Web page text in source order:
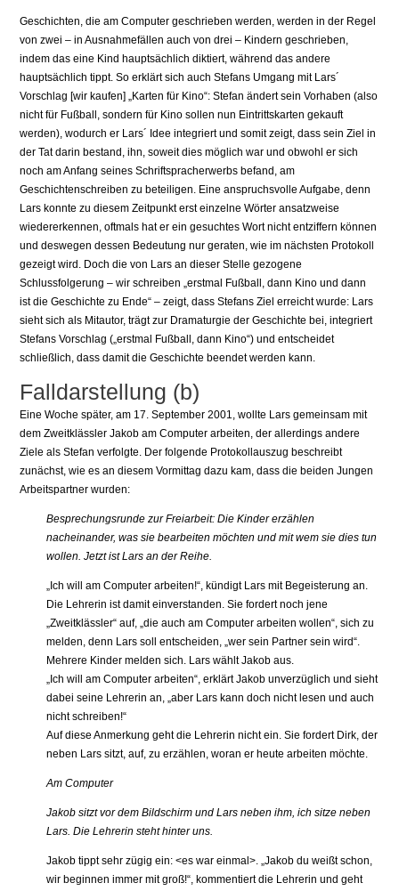
Geschichten, die am Computer geschrieben werden, werden in der Regel
von zwei – in Ausnahmefällen auch von drei – Kindern geschrieben,
indem das eine Kind hauptsächlich diktiert, während das andere
hauptsächlich tippt. So erklärt sich auch Stefans Umgang mit Lars´
Vorschlag [wir kaufen] „Karten für Kino“: Stefan ändert sein Vorhaben (also
nicht für Fußball, sondern für Kino sollen nun Eintrittskarten gekauft
werden), wodurch er Lars´ Idee integriert und somit zeigt, dass sein Ziel in
der Tat darin bestand, ihn, soweit dies möglich war und obwohl er sich
noch am Anfang seines Schriftspracherwerbs befand, am
Geschichtenschreiben zu beteiligen. Eine anspruchsvolle Aufgabe, denn
Lars konnte zu diesem Zeitpunkt erst einzelne Wörter ansatzweise
wiedererkennen, oftmals hat er ein gesuchtes Wort nicht entziffern können
und deswegen dessen Bedeutung nur geraten, wie im nächsten Protokoll
gezeigt wird. Doch die von Lars an dieser Stelle gezogene
Schlussfolgerung – wir schreiben „erstmal Fußball, dann Kino und dann
ist die Geschichte zu Ende“ – zeigt, dass Stefans Ziel erreicht wurde: Lars
sieht sich als Mitautor, trägt zur Dramaturgie der Geschichte bei, integriert
Stefans Vorschlag („erstmal Fußball, dann Kino“) und entscheidet
schließlich, dass damit die Geschichte beendet werden kann.
Falldarstellung (b)
Eine Woche später, am 17. September 2001, wollte Lars gemeinsam mit
dem Zweitklässler Jakob am Computer arbeiten, der allerdings andere
Ziele als Stefan verfolgte. Der folgende Protokollauszug beschreibt
zunächst, wie es an diesem Vormittag dazu kam, dass die beiden Jungen
Arbeitspartner wurden:
Besprechungsrunde zur Freiarbeit: Die Kinder erzählen
nacheinander, was sie bearbeiten möchten und mit wem sie dies tun
wollen. Jetzt ist Lars an der Reihe.
„Ich will am Computer arbeiten!“, kündigt Lars mit Begeisterung an.
Die Lehrerin ist damit einverstanden. Sie fordert noch jene
„Zweitklässler“ auf, „die auch am Computer arbeiten wollen“, sich zu
melden, denn Lars soll entscheiden, „wer sein Partner sein wird“.
Mehrere Kinder melden sich. Lars wählt Jakob aus.
„Ich will am Computer arbeiten“, erklärt Jakob unverzüglich und sieht
dabei seine Lehrerin an, „aber Lars kann doch nicht lesen und auch
nicht schreiben!“
Auf diese Anmerkung geht die Lehrerin nicht ein. Sie fordert Dirk, der
neben Lars sitzt, auf, zu erzählen, woran er heute arbeiten möchte.
Am Computer
Jakob sitzt vor dem Bildschirm und Lars neben ihm, ich sitze neben
Lars. Die Lehrerin steht hinter uns.
Jakob tippt sehr zügig ein: <es war einmal>. „Jakob du weißt schon,
wir beginnen immer mit groß!“, kommentiert die Lehrerin und geht